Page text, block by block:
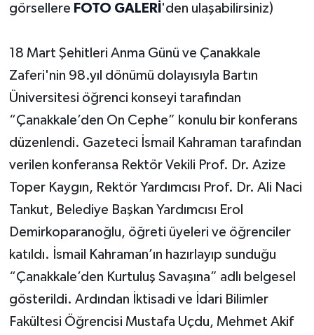
görsellere FOTO GALERİ 'den ulaşabilirsiniz)
18 Mart Şehitleri Anma Günü ve Çanakkale
Zaferi'nin 98.yıl dönümü dolayısıyla Bartın
Üniversitesi öğrenci konseyi tarafından
“Çanakkale’den On Cephe” konulu bir konferans
düzenlendi. Gazeteci İsmail Kahraman tarafından
verilen konferansa Rektör Vekili Prof. Dr. Azize
Toper Kaygın, Rektör Yardımcısı Prof. Dr. Ali Naci
Tankut, Belediye Başkan Yardımcısı Erol
Demirkoparanoğlu, öğreti üyeleri ve öğrenciler
katıldı. İsmail Kahraman’ın hazırlayıp sunduğu
“Çanakkale’den Kurtuluş Savaşına” adlı belgesel
gösterildi. Ardından İktisadi ve İdari Bilimler
Fakültesi Öğrencisi Mustafa Uçdu, Mehmet Akif